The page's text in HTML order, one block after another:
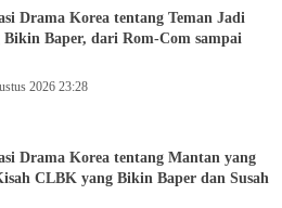
Drama Korea tentang Teman Jadi
Baper, dari Rom-Com sampai
2026 23:28
Drama Korea tentang Mantan yang
CLBK yang Bikin Baper dan Susah